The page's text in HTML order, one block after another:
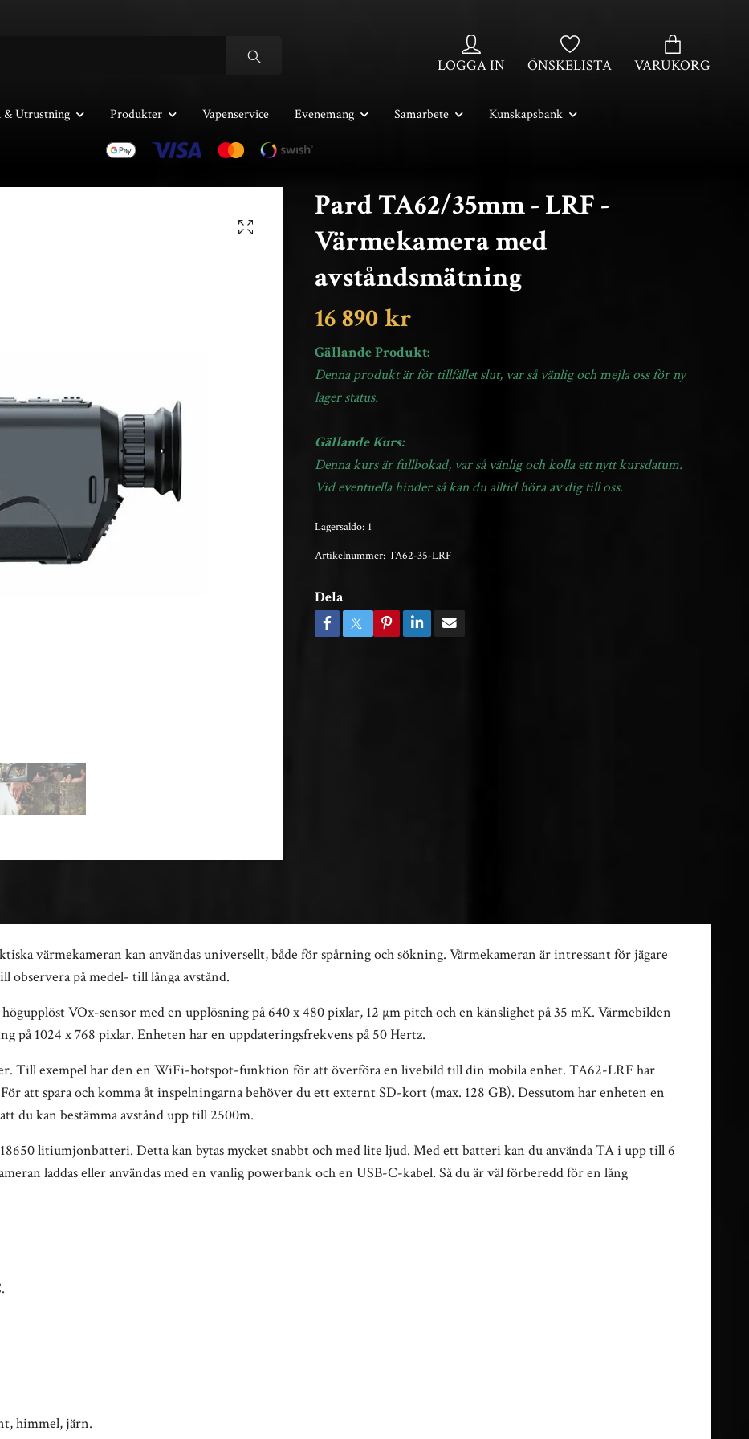
LOGGA IN ÖNSKELISTA VARUKORG
& Utrustning Produkter Vapenservice Evenemang Samarbete Kunskapsbank
Pard TA62/35mm - LRF -
Värmekamera med
avståndsmätning
16 890 kr
Gällande Produkt:
Denna produkt är för tillfället slut, var så vänlig och mejla oss för ny
lager status.
Gällande Kurs:
Denna kurs är fullbokad, var så vänlig och kolla ett nytt kursdatum.
Vid eventuella hinder så kan du alltid höra av dig till oss.
Lagersaldo: 1
Artikelnummer: TA62-35-LRF
Dela
värmekameran kan användas universellt, både för spårning och sökning. Värmekameran är intressant för jägare
observera på medel- till långa avstånd.
VOx-sensor med en upplösning på 640 x 480 pixlar, 12 µm pitch och en känslighet på 35 mK. Värmebilden
på 1024 x 768 pixlar. Enheten har en uppdateringsfrekvens på 50 Hertz.
Till exempel har den en WiFi-hotspot-funktion för att överföra en livebild till din mobila enhet. TA62-LRF har
att spara och komma åt inspelningarna behöver du ett externt SD-kort (max. 128 GB). Dessutom har enheten en
du kan bestämma avstånd upp till 2500m.
litiumjonbatteri. Detta kan bytas mycket snabbt och med lite ljud. Med ett batteri kan du använda TA i upp till 6
laddas eller användas med en vanlig powerbank och en USB-C-kabel. Så du är väl förberedd för en lång
himmel, järn.